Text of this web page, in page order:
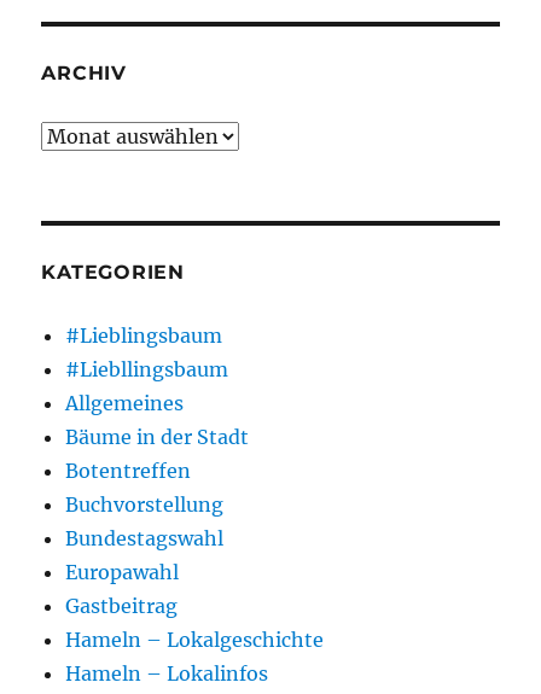
ARCHIV
Archiv
KATEGORIEN
#Lieblingsbaum
#Liebllingsbaum
Allgemeines
Bäume in der Stadt
Botentreffen
Buchvorstellung
Bundestagswahl
Europawahl
Gastbeitrag
Hameln – Lokalgeschichte
Hameln – Lokalinfos